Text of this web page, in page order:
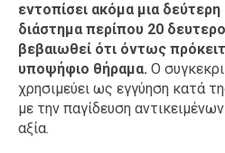
εντοπίσει ακόμα μια
διάστημα περίπου 20
βεβαιωθεί ότι όντως
υποψήφιο θήραμα. Ο
χρησιμεύει ως εγγύηση κατά
με την παγίδευση
αξία.